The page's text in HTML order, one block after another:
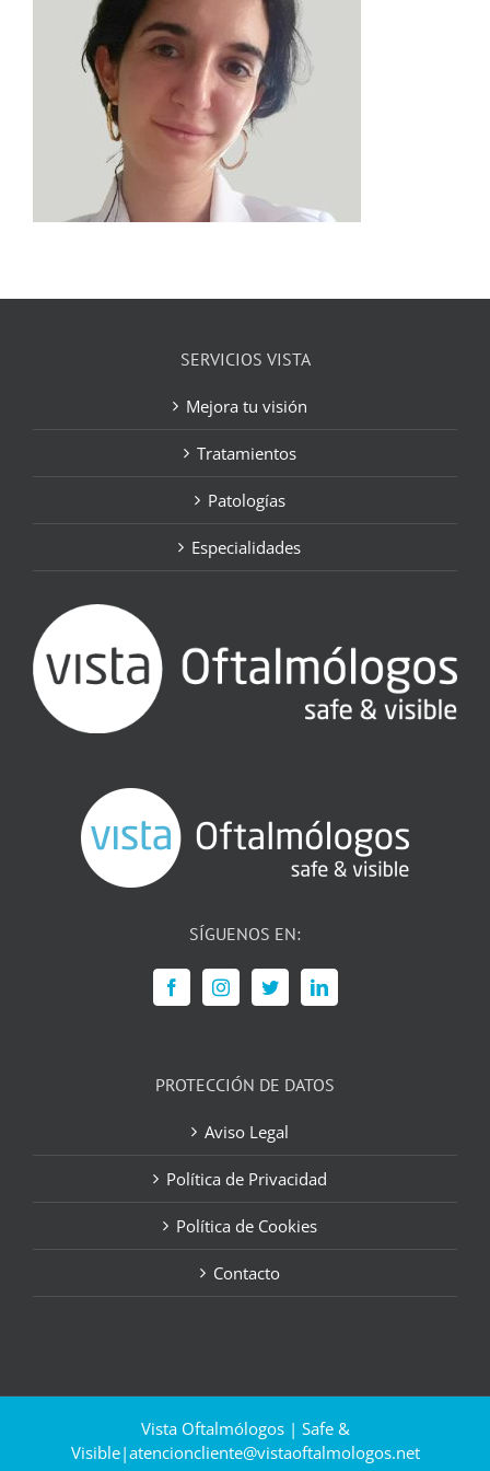
SERVICIOS VISTA
Mejora tu visión
Tratamientos
Patologías
Especialidades
SÍGUENOS EN:
PROTECCIÓN DE DATOS
Aviso Legal
Política de Privacidad
Política de Cookies
Contacto
Vista Oftalmólogos | Safe &
Visible|atencioncliente@vistaoftalmologos.net